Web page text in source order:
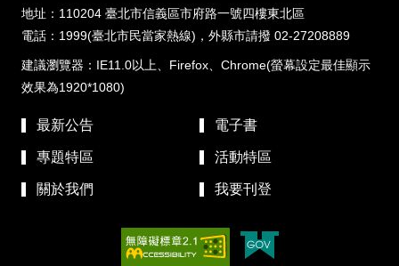
地址：110204 臺北市信義區市府路一號四樓東北區
電話：1999(臺北市民當家熱線)，外縣市請撥 02-27208889
建議瀏覽器：IE11.0以上、Firefox、Chrome(螢幕設定最佳顯示
效果為1920*1080)
最新公告 電子書
專題特區 活動特區
關於我們 我要刊登